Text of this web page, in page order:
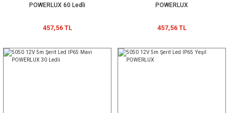
POWERLUX 60 Ledli
457,56 TL
POWERLUX
457,56 TL